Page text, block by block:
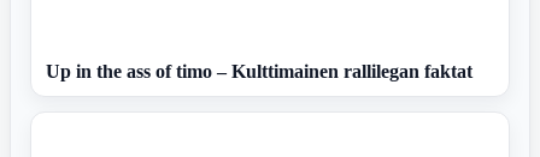
Up in the ass of timo – Kulttimainen rallilegan faktat